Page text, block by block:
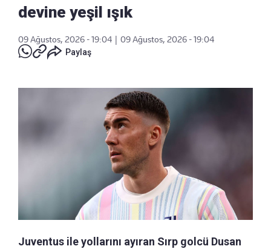
devine yeşil ışık
09 Ağustos, 2026 - 19:04
09 Ağustos, 2026 - 19:04
Paylaş
Juventus ile yollarını ayıran Sırp golcü Dusan